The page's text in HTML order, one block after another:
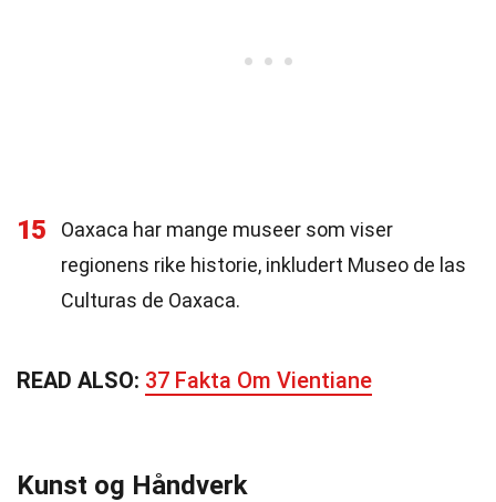
15
Oaxaca har mange museer som viser
regionens rike historie, inkludert Museo de las
Culturas de Oaxaca.
READ ALSO: 37 Fakta Om Vientiane
Kunst og Håndverk